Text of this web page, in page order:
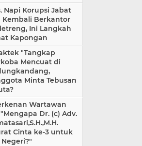
Napi Korupsi Jabat
Kembali Berkantor
Ini Langkah
Kapongan
"Tangkap
Mencuat di
Minta Tebusan
Wartawan
Dr. (c) Adv.
Cinta ke-3 untuk